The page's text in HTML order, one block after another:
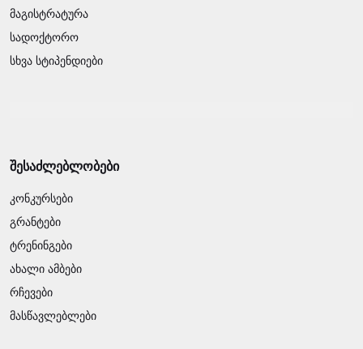
მაგისტრატურა
სადოქტორო
სხვა სტიპენდიები
შესაძლებლობები
კონკურსები
გრანტები
ტრენინგები
ახალი ამბები
რჩევები
მასწავლებლები